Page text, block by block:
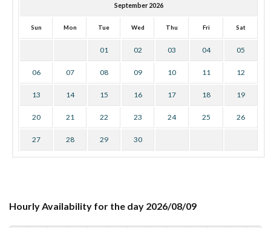
September 2026
Sun Mon Tue Wed Thu Fri Sat
01 02 03 04 05
06 07 08 09 10 11 12
13 14 15 16 17 18 19
20 21 22 23 24 25 26
27 28 29 30
Hourly Availability for the day 2026/08/09